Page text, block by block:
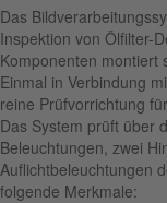
Das
Inspektion von Ölfilter-
Komponenten montiert
Einmal in Verbindung
reine Prüfvorrichtung
Das System prüft über
Beleuchtungen, zwei
Auflichtbeleuchtungen
folgende Merkmale: